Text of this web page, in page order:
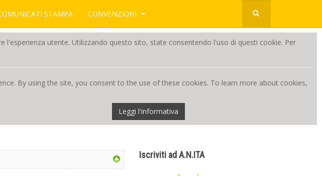
utente. Utilizzando questo sito, state consentendo l'uso di questi cookie. Per
By using the site, you consent to the use of these cookies. To learn more about cookies,
Leggi l'informativa
STAMPA CONVENZIONI
Iscriviti ad A.N.ITA